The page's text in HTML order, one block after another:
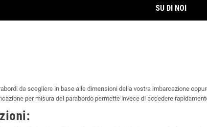
SU DI NOI
da scegliere in base alle dimensioni della vostra imbarcazione
per misura del parabordo permette invece di accedere